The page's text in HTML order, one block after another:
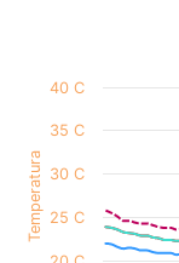
Temperatura 25 C
30 C
35 C
40 C